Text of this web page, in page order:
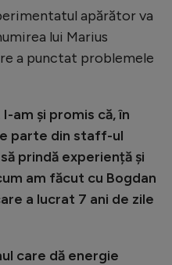
apărător va
lui Marius
a punctat problemele
am și promis că, în
parte din staff-ul
prindă experiență și
am făcut cu Bogdan
a lucrat 7 ani de zile
care dă energie